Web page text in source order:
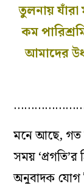
তুলনায়
কম
আমাদের
মনে আছে, গত
সময়
অনুবাদক যোগ